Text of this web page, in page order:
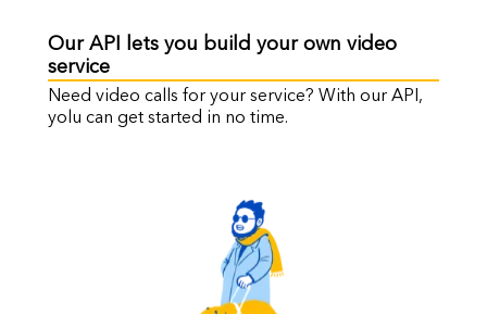
Our API lets you build your own video
service
Need video calls for your service? With our API,
yolu can get started in no time.